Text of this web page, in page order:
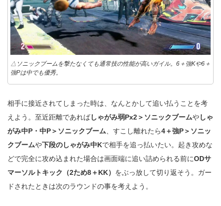
△ソニックブームを撃たなくても通常技の性能が高いガイル。6＋強Kや6＋
強Pは中でも優秀。
相手に接近されてしまった時は、なんとかして追い払うことを考
えよう。至近距離であればしゃがみ弱Px2＞ソニックブームやしゃ
がみ中P・中P＞ソニックブーム 、すこし離れたら4＋強P＞ソニッ
クブームや下段のしゃがみ中Kで相手を追っ払いたい。起き攻めな
どで完全に攻め込まれた場合は画面端に追い詰められる前にODサ
マーソルトキック（2ため8＋KK） をぶっ放して切り返そう。ガー
ドされたときは次のラウンドの事を考えよう。